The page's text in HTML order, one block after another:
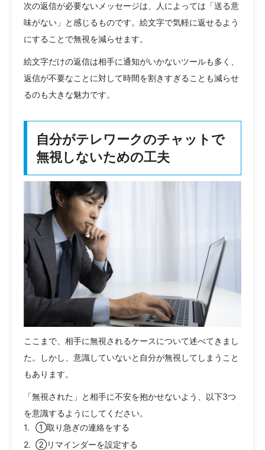
次の返信が必要ないメッセージは、人によっては「送る意
味がない」と感じるものです。絵文字で気軽に返せるよう
にすることで無視を減らせます。
絵文字だけの返信は相手に通知がいかないツールも多く、
返信が不要なことに対して時間を割きすぎることも減らせ
るのも大きな魅力です。
自分がテレワークのチャットで
無視しないための工夫
ここまで、相手に無視されるケースについて述べてきまし
た。しかし、意識していないと自分が無視してしまうこと
もあります。
「無視された」と相手に不安を抱かせないよう、以下3つ
を意識するようにしてください。
①取り急ぎの連絡をする
②リマインダーを設定する